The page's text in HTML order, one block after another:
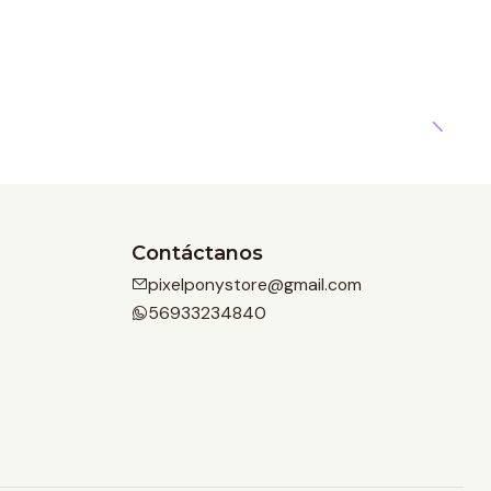
Contáctanos
pixelponystore@gmail.com
56933234840